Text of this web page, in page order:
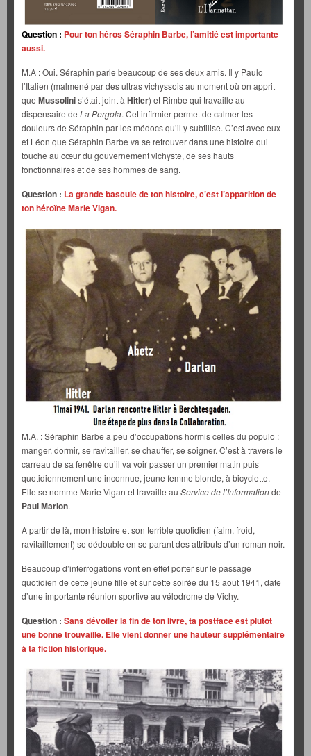
Question : Pour ton héros Séraphin Barbe, l’amitié est importante
aussi.
M.A : Oui. Séraphin parle beaucoup de ses deux amis. Il y Paulo
l’Italien (malmené par des ultras vichyssois au moment où on apprit
que Mussolinis’était joint à Hitler) et Rimbe qui travaille au
dispensaire de La Pergola. Cet infirmier permet de calmer les
douleurs de Séraphin par les médocs qu’il y subtilise. C’est avec eux
et Léon que Séraphin Barbe va se retrouver dans une histoire qui
touche au cœur du gouvernement vichyste, de ses hauts
fonctionnaires et de ses hommes de sang.
Question : La grande bascule de ton histoire, c’est l’apparition de
ton héroïne Marie Vigan.
M.A. : Séraphin Barbe a peu d’occupations hormis celles du populo :
manger, dormir, se ravitailler, se chauffer, se soigner. C’est à travers le
carreau de sa fenêtre qu’il va voir passer un premier matin puis
quotidiennement une inconnue, jeune femme blonde, à bicyclette.
Elle se nomme Marie Vigan et travaille au Service de l’Informationde
Paul Marion.
A partir de là, mon histoire et son terrible quotidien (faim, froid,
ravitaillement) se dédouble en se parant des attributs d’un roman noir.
Beaucoup d’interrogations vont en effet porter sur le passage
quotidien de cette jeune fille et sur cette soirée du 15 août 1941, date
d’une importante réunion sportive au vélodrome de Vichy.
Question : Sans dévoiler la fin de ton livre, ta postface est plutôt
une bonne trouvaille. Elle vient donner une hauteur supplémentaire
à ta fiction historique.